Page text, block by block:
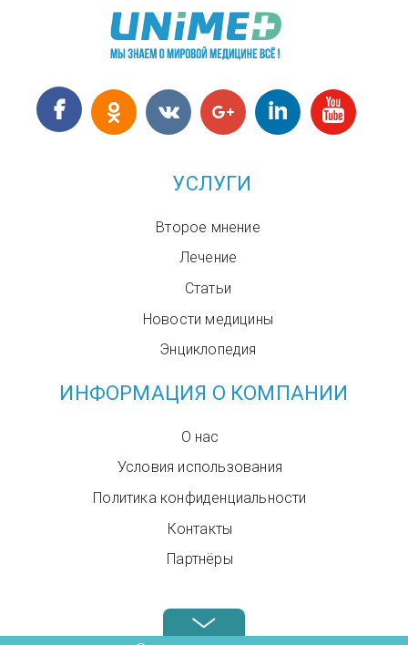
УСЛУГИ
Второе мнение
Лечение
Статьи
Новости медицины
Энциклопедия
ИНФОРМАЦИЯ О КОМПАНИИ
О нас
Условия использования
Политика конфиденциальности
Контакты
Партнёры